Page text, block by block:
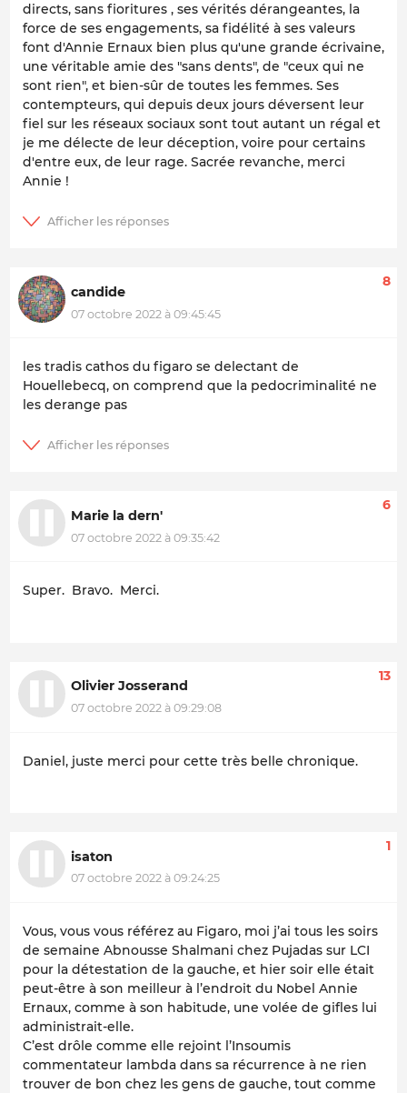
directs, sans fioritures , ses vérités dérangeantes, la
force de ses engagements, sa fidélité à ses valeurs
font d'Annie Ernaux bien plus qu'une grande écrivaine,
une véritable amie des "sans dents", de "ceux qui ne
sont rien", et bien-sûr de toutes les femmes. Ses
contempteurs, qui depuis deux jours déversent leur
fiel sur les réseaux sociaux sont tout autant un régal et
je me délecte de leur déception, voire pour certains
d'entre eux, de leur rage. Sacrée revanche, merci
Annie !
candide
07 octobre 2022 à 09:45:45
8
les tradis cathos du figaro se delectant de
Houellebecq, on comprend que la pedocriminalité ne
les derange pas
Marie la dern'
07 octobre 2022 à 09:35:42
6
Super. Bravo. Merci.
Olivier Josserand
07 octobre 2022 à 09:29:08
13
Daniel, juste merci pour cette très belle chronique.
isaton
07 octobre 2022 à 09:24:25
1
Vous, vous vous référez au Figaro, moi j’ai tous les soirs
de semaine Abnousse Shalmani chez Pujadas sur LCI
pour la détestation de la gauche, et hier soir elle était
peut-être à son meilleur à l’endroit du Nobel Annie
Ernaux, comme à son habitude, une volée de gifles lui
administrait-elle.
C’est drôle comme elle rejoint l’Insoumis
commentateur lambda dans sa récurrence à ne rien
trouver de bon chez les gens de gauche, tout comme